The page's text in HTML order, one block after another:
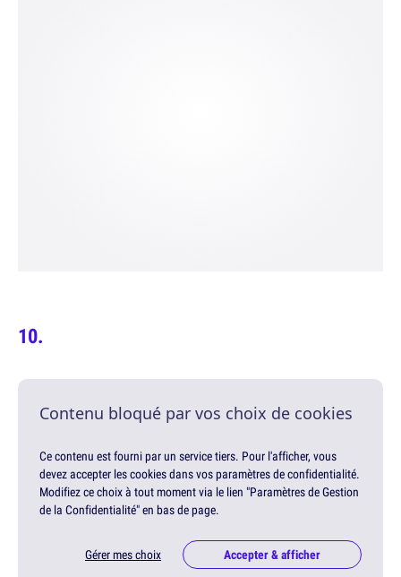
Contenu bloqué par vos choix de cookies
Ce contenu est fourni par un service tiers. Pour l'afficher, vous
devez accepter les cookies dans vos paramètres de confidentialité.
Modifiez ce choix à tout moment via le lien "Paramètres de Gestion
de la Confidentialité" en bas de page.
Gérer mes choix Accepter & afficher